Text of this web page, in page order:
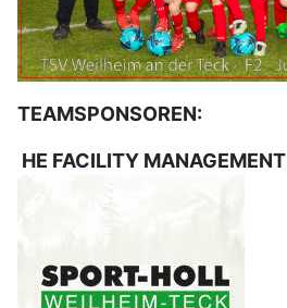
TEAMSPONSOREN:
HE FACILITY MANAGEMENT